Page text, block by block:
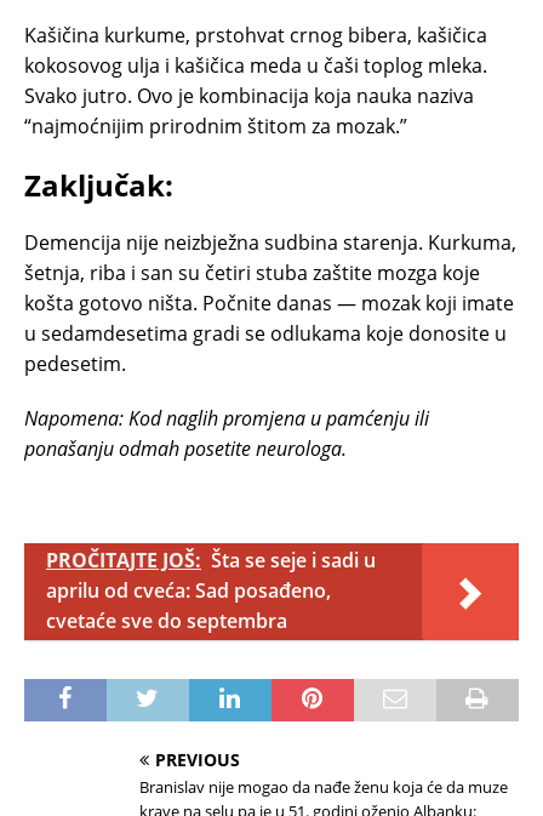
Kašičina kurkume, prstohvat crnog bibera, kašičica
kokosovog ulja i kašičica meda u čaši toplog mleka.
Svako jutro. Ovo je kombinacija koja nauka naziva
“najmoćnijim prirodnim štitom za mozak.”
Zaključak:
Demencija nije neizbježna sudbina starenja. Kurkuma,
šetnja, riba i san su četiri stuba zaštite mozga koje
košta gotovo ništa. Počnite danas — mozak koji imate
u sedamdesetima gradi se odlukama koje donosite u
pedesetim.
Napomena: Kod naglih promjena u pamćenju ili
ponašanju odmah posetite neurologa.
PROČITAJTE JOŠ: Šta se seje i sadi u
aprilu od cveća: Sad posađeno,
cvetaće sve do septembra
PREVIOUS
Branislav nije mogao da nađe ženu koja će da muze
krave na selu pa je u 51. godini oženio Albanku: